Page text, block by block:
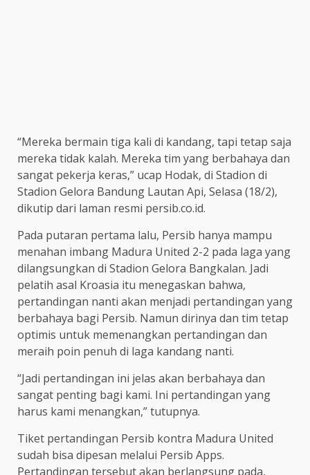
“Mereka bermain tiga kali di kandang, tapi tetap saja
mereka tidak kalah. Mereka tim yang berbahaya dan
sangat pekerja keras,” ucap Hodak, di Stadion di
Stadion Gelora Bandung Lautan Api, Selasa (18/2),
dikutip dari laman resmi persib.co.id.
Pada putaran pertama lalu, Persib hanya mampu
menahan imbang Madura United 2-2 pada laga yang
dilangsungkan di Stadion Gelora Bangkalan. Jadi
pelatih asal Kroasia itu menegaskan bahwa,
pertandingan nanti akan menjadi pertandingan yang
berbahaya bagi Persib. Namun dirinya dan tim tetap
optimis untuk memenangkan pertandingan dan
meraih poin penuh di laga kandang nanti.
“Jadi pertandingan ini jelas akan berbahaya dan
sangat penting bagi kami. Ini pertandingan yang
harus kami menangkan,” tutupnya.
Tiket pertandingan Persib kontra Madura United
sudah bisa dipesan melalui Persib Apps.
Pertandingan tersebut akan berlangsung pada,